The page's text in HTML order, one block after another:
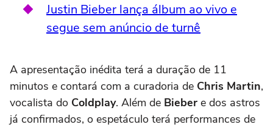
Justin Bieber lança álbum ao vivo e
segue sem anúncio de turnê
A apresentação inédita terá a duração de 11
minutos e contará com a curadoria de Chris Martin,
vocalista do Coldplay. Além de Bieber e dos astros
já confirmados, o espetáculo terá performances de